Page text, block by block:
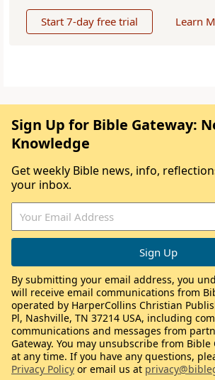
Start 7-day free trial Learn
Sign Up for Bible Gateway:
Knowledge
Get weekly Bible news, info,
your inbox.
By submitting your email address, you
will receive email communications from
operated by HarperCollins Christian
Pl, Nashville, TN 37214 USA, including
communications and messages from
Gateway. You may unsubscribe from Bible
at any time. If you have any questions,
Privacy Policy or email us at